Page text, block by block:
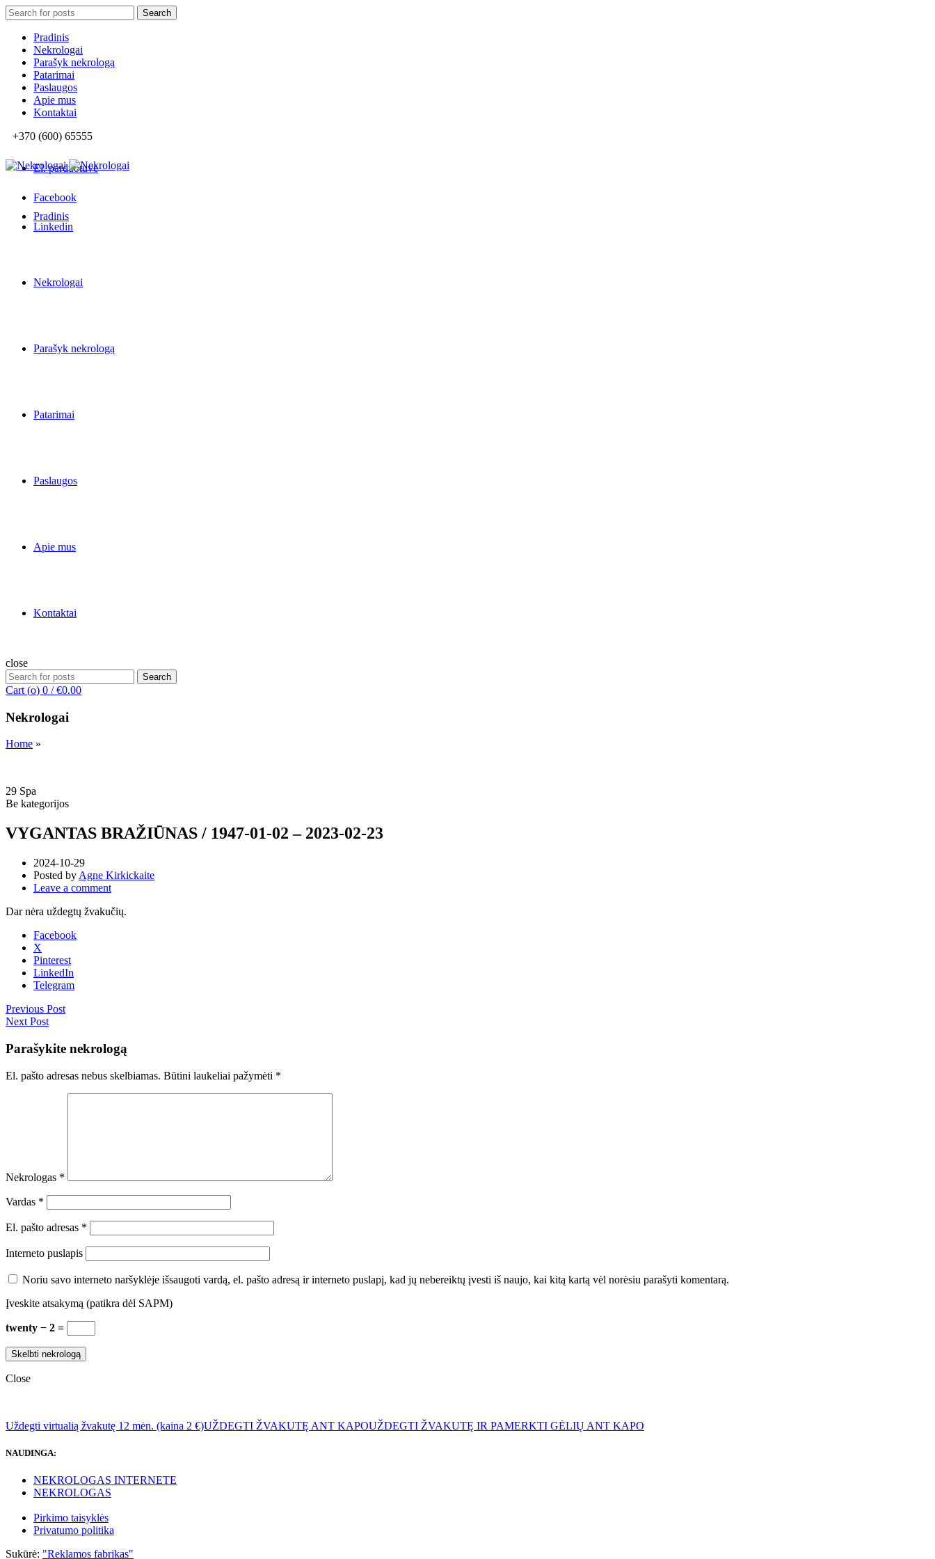
Search
for:
Search
Pradinis
Nekrologai
Parašyk nekrologą
Patarimai
Paslaugos
Apie mus
Kontaktai
+370 (600) 65555
El. parduotuvė
Facebook
Linkedin
Pradinis
Nekrologai
Parašyk nekrologą
Patarimai
Paslaugos
Apie mus
Kontaktai
close
Search
for:
Search
Cart (o) 0 / €0.00
Nekrologai
Home »
29 Spa
Be kategorijos
VYGANTAS BRAŽIŪNAS / 1947-01-02 – 2023-02-23
2024-10-29
Posted by Agne Kirkickaite
Leave a comment
Dar nėra uždegtų žvakučių.
Facebook
X
Pinterest
LinkedIn
Telegram
Previous Post
Next Post
Parašykite nekrologą
El. pašto adresas nebus skelbiamas. Būtini laukeliai pažymėti *
Nekrologas *
Vardas *
El. pašto adresas *
Interneto puslapis
Noriu savo interneto naršyklėje išsaugoti vardą, el. pašto adresą ir interneto puslapį, kad jų nebereiktų įvesti iš naujo, kai kitą kartą vėl norėsiu parašyti komentarą.
Įveskite atsakymą (patikra dėl SAPM)
twenty − 2 =
Close
Uždegti virtualią žvakutę 12 mėn. (kaina 2 €)UŽDEGTI ŽVAKUTĘ ANT KAPOUŽDEGTI ŽVAKUTĘ IR PAMERKTI GĖLIŲ ANT KAPO
NAUDINGA:
NEKROLOGAS INTERNETE
NEKROLOGAS
Pirkimo taisyklės
Privatumo politika
Sukūrė: "Reklamos fabrikas"